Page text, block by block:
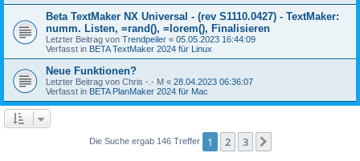
Beta TextMaker NX Universal - (rev S1110.0427) - TextMaker:
numm. Listen, =rand(), =lorem(), Finalisieren
Letzter Beitrag von Trendpeiler « 05.05.2023 16:44:09
Verfasst in BETA TextMaker 2024 für Linux
Neue Funktionen?
Letzter Beitrag von Chris -.- M « 28.04.2023 06:36:07
Verfasst in BETA PlanMaker 2024 für Mac
Die Suche ergab 146 Treffer 1 2 3